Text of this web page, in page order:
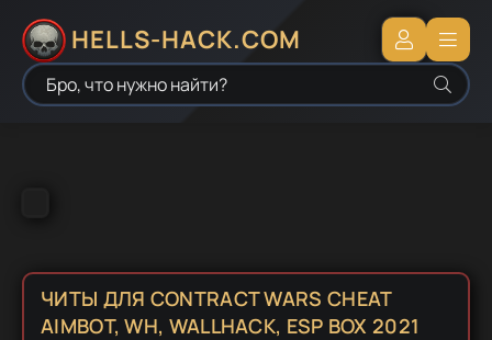
HELLS-HACK.COM
ЧИТЫ ДЛЯ CONTRACT WARS CHEAT
AIMBOT, WH, WALLHACK, ESP BOX 2021